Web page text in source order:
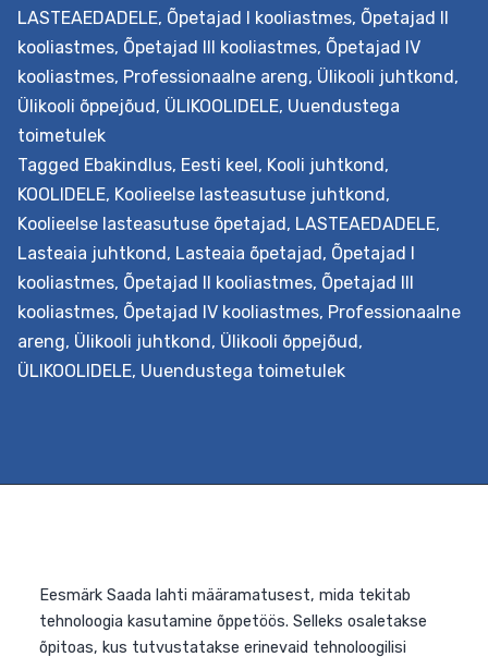
LASTEAEDADELE, Õpetajad I kooliastmes, Õpetajad II
kooliastmes, Õpetajad III kooliastmes, Õpetajad IV
kooliastmes, Professionaalne areng, Ülikooli juhtkond,
Ülikooli õppejõud, ÜLIKOOLIDELE, Uuendustega
toimetulek
Tagged Ebakindlus, Eesti keel, Kooli juhtkond,
KOOLIDELE, Koolieelse lasteasutuse juhtkond,
Koolieelse lasteasutuse õpetajad, LASTEAEDADELE,
Lasteaia juhtkond, Lasteaia õpetajad, Õpetajad I
kooliastmes, Õpetajad II kooliastmes, Õpetajad III
kooliastmes, Õpetajad IV kooliastmes, Professionaalne
areng, Ülikooli juhtkond, Ülikooli õppejõud,
ÜLIKOOLIDELE, Uuendustega toimetulek